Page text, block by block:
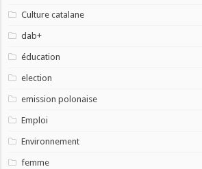
Culture catalane
dab+
éducation
election
emission polonaise
Emploi
Environnement
femme